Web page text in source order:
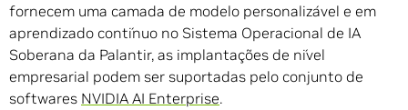
fornecem uma camada de modelo personalizável e em
aprendizado contínuo no Sistema Operacional de IA
Soberana da Palantir, as implantações de nível
empresarial podem ser suportadas pelo conjunto de
softwares NVIDIA AI Enterprise.